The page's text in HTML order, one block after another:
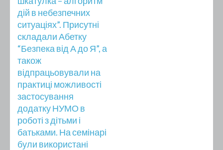
дій в небезпечних
ситуаціях”. Присутні
складали Абетку
“Безпека від А до Я”, а
також
відпрацьовували на
практиці можливості
застосування
додатку НУМО в
роботі з дітьми і
батьками. На семінарі
були використані